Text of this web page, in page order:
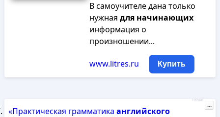
В самоучителе дана только
нужная для начинающих
информация о
произношении...
www.litres.ru Купить
«Практическая грамматика английского
Реклама
...